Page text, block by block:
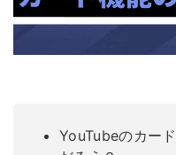
YouTubeのカー